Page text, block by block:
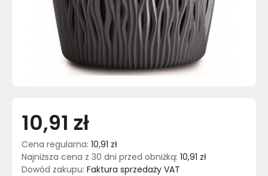
10,91 zł
Cena regularna: 10,91 zł
Najniższa cena z 30 dni przed obniżką: 10,91 zł
Dowód zakupu: Faktura sprzedaży VAT